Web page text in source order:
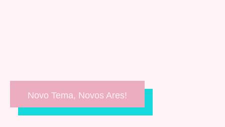
Novo Tema, Novos Ares!